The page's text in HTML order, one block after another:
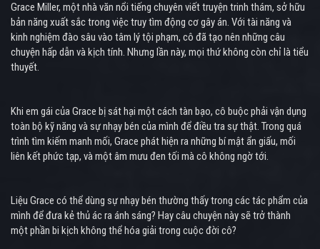
Grace Miller, một nhà văn nổi tiếng chuyên viết truyện trinh thám, sở hữu
bản năng xuất sắc trong việc truy tìm động cơ gây án. Với tài năng và
kinh nghiệm đào sâu vào tâm lý tội phạm, cô đã tạo nên những câu
chuyện hấp dẫn và kịch tính. Nhưng lần này, mọi thứ không còn chỉ là tiểu
thuyết.
Khi em gái của Grace bị sát hại một cách tàn bạo, cô buộc phải vận dụng
toàn bộ kỹ năng và sự nhạy bén của mình để điều tra sự thật. Trong quá
trình tìm kiếm manh mối, Grace phát hiện ra những bí mật ẩn giấu, mối
liên kết phức tạp, và một âm mưu đen tối mà cô không ngờ tới.
Liệu Grace có thể dùng sự nhạy bén thường thấy trong các tác phẩm của
mình để đưa kẻ thủ ác ra ánh sáng? Hay câu chuyện này sẽ trở thành
một phần bi kịch không thể hóa giải trong cuộc đời cô?